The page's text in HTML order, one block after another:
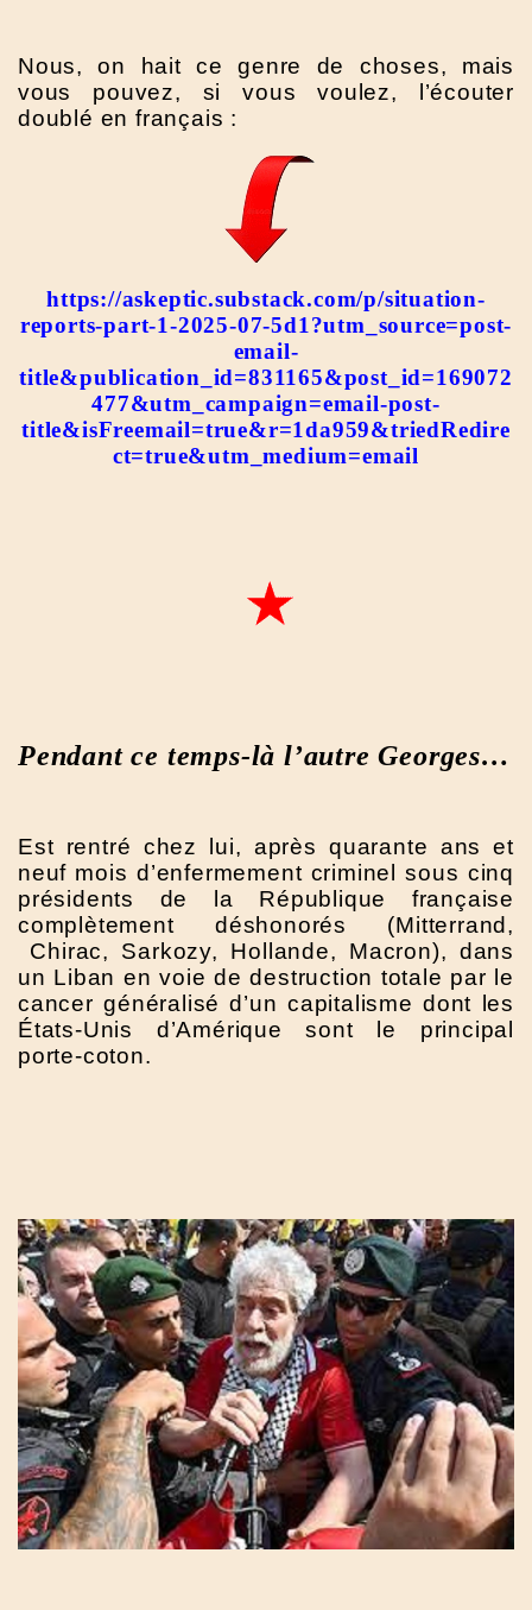
Nous, on hait ce genre de choses, mais
vous pouvez, si vous voulez, l’écouter
doublé en français :
https://askeptic.substack.com/p/situation-
reports-part-1-2025-07-5d1?utm_source=post-
email-
title&publication_id=831165&post_id=169072
477&utm_campaign=email-post-
title&isFreemail=true&r=1da959&triedRedire
ct=true&utm_medium=email
Pendant ce temps-là l’autre Georges…
Est rentré chez lui, après quarante ans et
neuf mois d’enfermement criminel sous cinq
présidents de la République française
complètement déshonorés (Mitterrand,
Chirac, Sarkozy, Hollande, Macron), dans
un Liban en voie de destruction totale par le
cancer généralisé d’un capitalisme dont les
États-Unis d’Amérique sont le principal
porte-coton.